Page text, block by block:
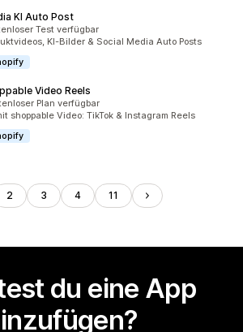
KI Auto Post
insgesamtTest verfügbar
KI-Bilder & Social Media Auto Posts
Video Reels
insgesamtPlan verfügbar
shoppable Video: TikTok & Instagram Reels
2 3 4 11
du eine App